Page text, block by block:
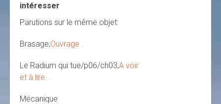
intéresser
Parutions sur le même objet:
Brasage,Ouvrage .
Le Radium qui tue/p06/ch03,A voir
et à lire. .
Mécanique